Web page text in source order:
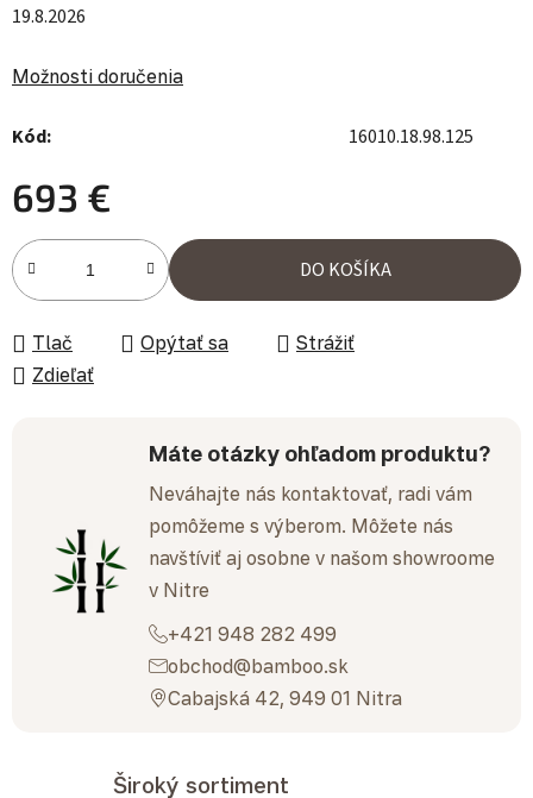
19.8.2026
Možnosti doručenia
Kód: 16010.18.98.125
693 €
Jednotková cena:
DO KOŠÍKA
Tlač Opýtať sa
Strážiť
Zdieľať
Máte otázky ohľadom produktu?
Neváhajte nás kontaktovať, radi vám
pomôžeme s výberom. Môžete nás
navštíviť aj osobne v našom showroome
v Nitre
+421 948 282 499
obchod@bamboo.sk
Cabajská 42, 949 01 Nitra
Široký sortiment